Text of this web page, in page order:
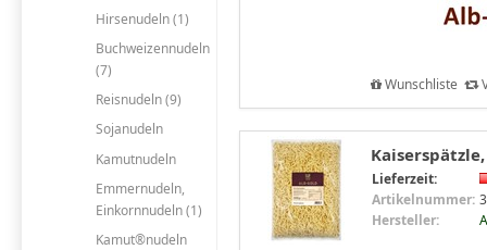
Hirsenudeln (1)
Buchweizennudeln
(7)
Reisnudeln (9)
Sojanudeln
Kamutnudeln
Emmernudeln,
Einkornnudeln (1)
Kamut®nudeln
Wunschliste
Lieferzeit:
Artikelnummer:
Hersteller: